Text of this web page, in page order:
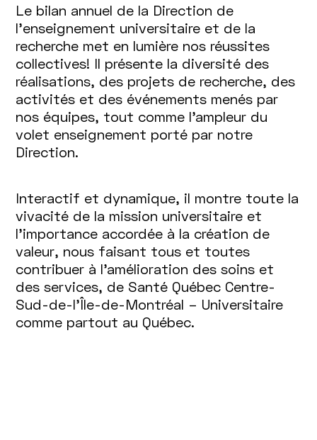
Le bilan annuel de la Direction de
l’enseignement universitaire et de la
recherche met en lumière nos réussites
collectives! Il présente la diversité des
réalisations, des projets de recherche, des
activités et des événements menés par
nos équipes, tout comme l’ampleur du
volet enseignement porté par notre
Direction.
Interactif et dynamique, il montre toute la
vivacité de la mission universitaire et
l’importance accordée à la création de
valeur, nous faisant tous et toutes
contribuer à l’amélioration des soins et
des services, de Santé Québec Centre-
Sud-de-l’Île-de-Montréal – Universitaire
comme partout au Québec.